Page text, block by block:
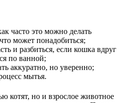
часто это можно делать
может понадобиться;
и разбиться, если кошка вдруг
по ванной;
аккуратно, но уверенно;
мытья.
котят, но и взрослое животное